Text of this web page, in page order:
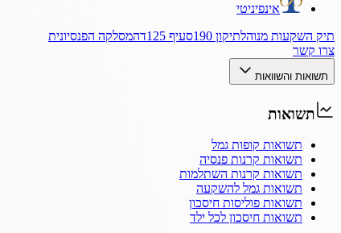
אינפיניטי
תיק השקעות מנוהלתיקון 190 סעיף 125ד
המסלקה הפנסיונית
צרו קשר
תשואות והשוואות
תשואות
תשואות קופות גמל
תשואות קרנות פנסיה
תשואות קרנות השתלמות
תשואות גמל להשקעה
תשואות פוליסות חיסכון
תשואות חיסכון לכל ילד